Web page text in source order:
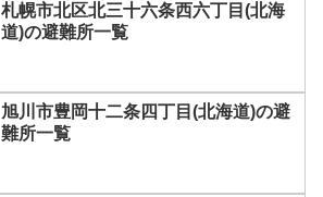
札幌市北区北三十六条西六丁目(北海
道)の避難所一覧
旭川市豊岡十二条四丁目(北海道)の避
難所一覧